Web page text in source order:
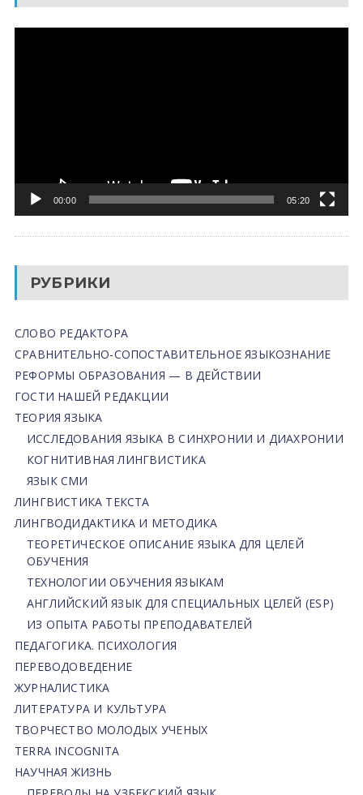
00:00 05:20
РУБРИКИ
СЛОВО РЕДАКТОРА
СРАВНИТЕЛЬНО-СОПОСТАВИТЕЛЬНОЕ ЯЗЫКОЗНАНИЕ
РЕФОРМЫ ОБРАЗОВАНИЯ — В ДЕЙСТВИИ
ГОСТИ НАШЕЙ РЕДАКЦИИ
ТЕОРИЯ ЯЗЫКА
ИССЛЕДОВАНИЯ ЯЗЫКА В СИНХРОНИИ И ДИАХРОНИИ
КОГНИТИВНАЯ ЛИНГВИСТИКА
ЯЗЫК СМИ
ЛИНГВИСТИКА ТЕКСТА
ЛИНГВОДИДАКТИКА И МЕТОДИКА
ТЕОРЕТИЧЕСКОЕ ОПИСАНИЕ ЯЗЫКА ДЛЯ ЦЕЛЕЙ
ОБУЧЕНИЯ
ТЕХНОЛОГИИ ОБУЧЕНИЯ ЯЗЫКАМ
АНГЛИЙСКИЙ ЯЗЫК ДЛЯ СПЕЦИАЛЬНЫХ ЦЕЛЕЙ (ESP)
ИЗ ОПЫТА РАБОТЫ ПРЕПОДАВАТЕЛЕЙ
ПЕДАГОГИКА. ПСИХОЛОГИЯ
ПЕРЕВОДОВЕДЕНИЕ
ЖУРНАЛИСТИКА
ЛИТЕРАТУРА И КУЛЬТУРА
ТВОРЧЕСТВО МОЛОДЫХ УЧЕНЫХ
TERRA INCOGNITA
НАУЧНАЯ ЖИЗНЬ